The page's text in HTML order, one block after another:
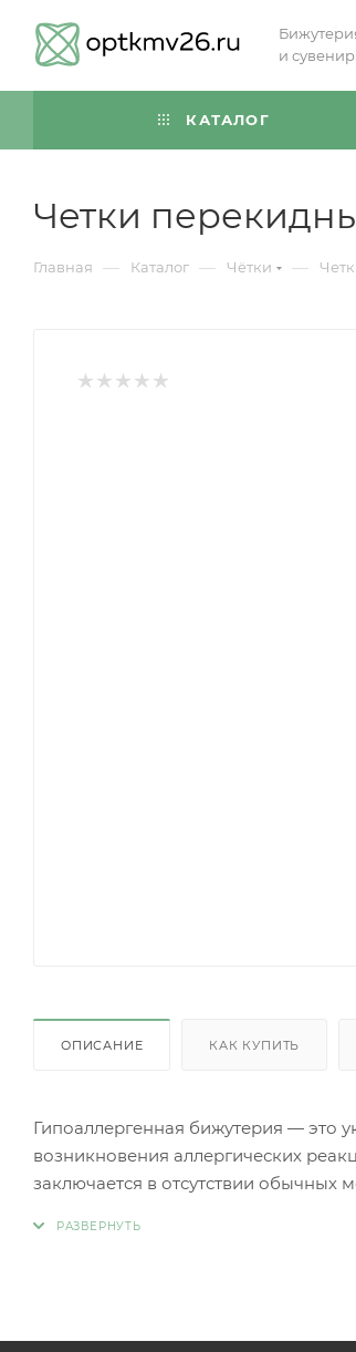
и
КАТАЛОГ
Четки
Главная — Каталог — Чётки —
ОПИСАНИЕ КАК КУПИТЬ
Гипоаллергенная бижутерия — это
возникновения аллергических
заключается в отсутствии обычных